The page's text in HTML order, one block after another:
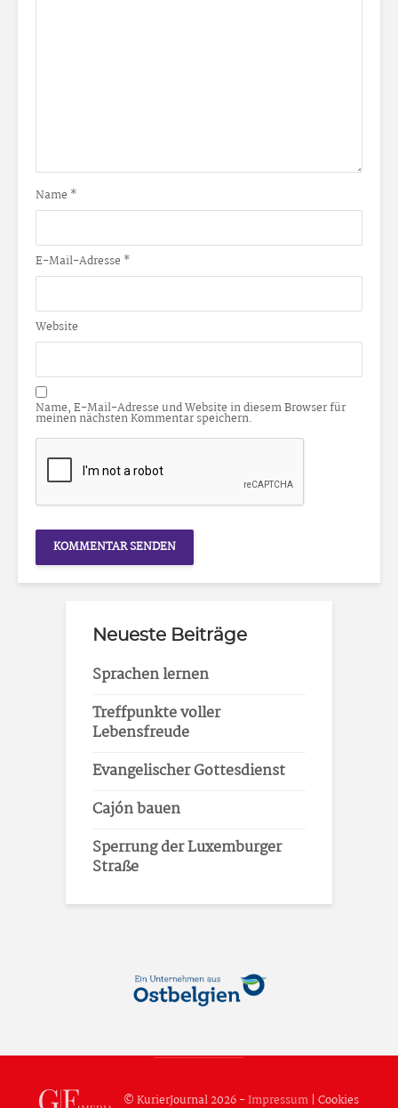
Name *
E-Mail-Adresse *
Website
Name, E-Mail-Adresse und Website in diesem Browser für
meinen nächsten Kommentar speichern.
Neueste Beiträge
Sprachen lernen
Treffpunkte voller
Lebensfreude
Evangelischer Gottesdienst
Cajón bauen
Sperrung der Luxemburger
Straße
© KurierJournal 2026 -Impressum| Cookies